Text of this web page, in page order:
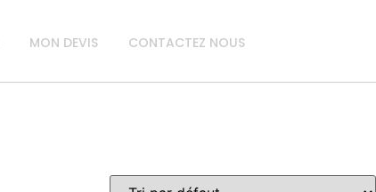
MON DEVIS CONTACTEZ NOUS